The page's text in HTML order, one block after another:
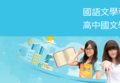
國語文
高中國